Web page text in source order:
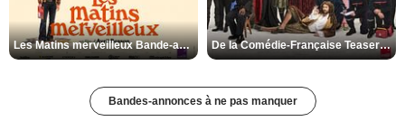
Les Matins merveilleux Bande-annonce VF De la Comédie-Française Teaser VF
Bandes-annonces à ne pas manquer